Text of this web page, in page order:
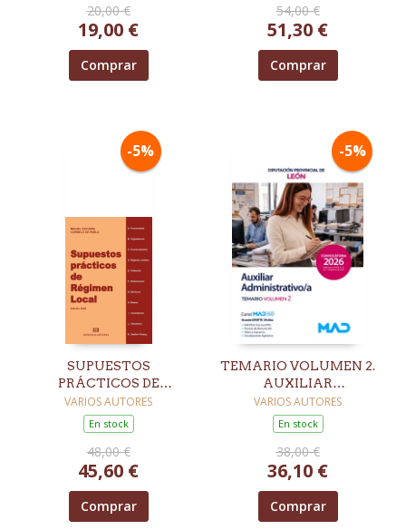
20,00 €
19,00 €
Comprar
54,00 €
51,30 €
Comprar
-5%
SUPUESTOS
PRÁCTICOS DE
RÉGIMEN LOCAL.
EDICIÓN 2026
VARIOS AUTORES
En stock
48,00 €
45,60 €
Comprar
-5%
TEMARIO VOLUMEN 2.
AUXILIAR
ADMINISTRATIVO
DIPUTACIÓN
PROVINCIAL DE LEÓN
VARIOS AUTORES
En stock
38,00 €
36,10 €
Comprar